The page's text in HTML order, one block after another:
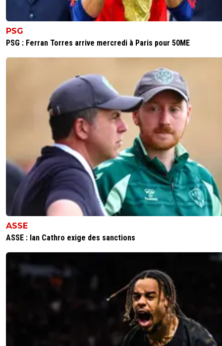
PSG
PSG : Ferran Torres arrive mercredi à Paris pour 50ME
ASSE
ASSE : Ian Cathro exige des sanctions